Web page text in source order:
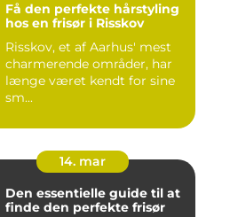
Få den perfekte hårstyling
hos en frisør i Risskov
Risskov, et af Aarhus' mest
charmerende områder, har
længe været kendt for sine
sm...
14. mar
Den essentielle guide til at
finde den perfekte frisør